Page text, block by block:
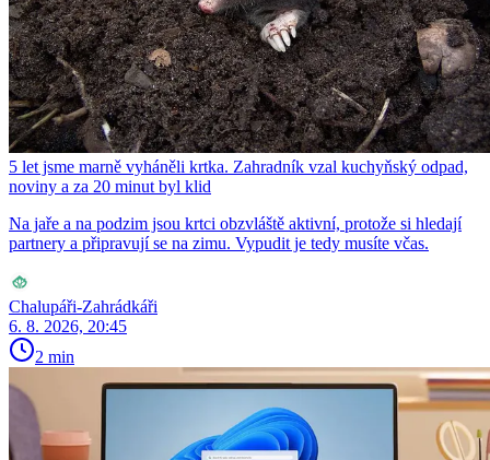
5 let jsme marně vyháněli krtka. Zahradník vzal kuchyňský odpad,
noviny a za 20 minut byl klid
Na jaře a na podzim jsou krtci obzvláště aktivní, protože si hledají
partnery a připravují se na zimu. Vypudit je tedy musíte včas.
Chalupáři-Zahrádkáři
6. 8. 2026, 20:45
2 min